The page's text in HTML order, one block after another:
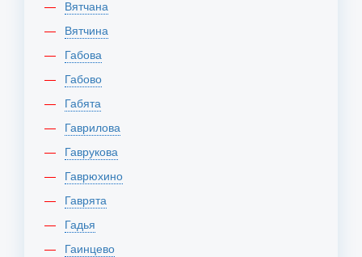
Вятчана
Вятчина
Габова
Габово
Габята
Гаврилова
Гаврукова
Гаврюхино
Гаврята
Гадья
Гаинцево